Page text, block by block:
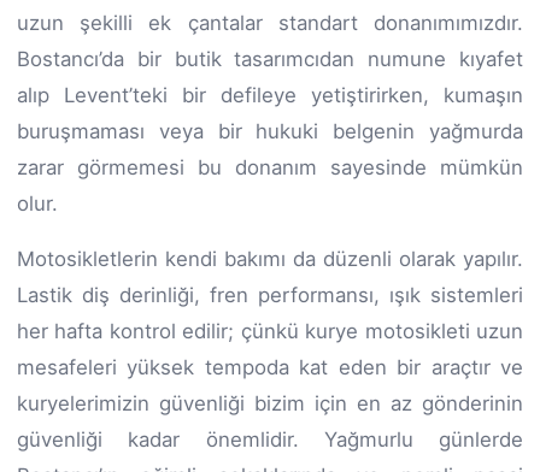
uzun şekilli ek çantalar standart donanımımızdır.
Bostancı’da bir butik tasarımcıdan numune kıyafet
alıp Levent’teki bir defileye yetiştirirken, kumaşın
buruşmaması veya bir hukuki belgenin yağmurda
zarar görmemesi bu donanım sayesinde mümkün
olur.
Motosikletlerin kendi bakımı da düzenli olarak yapılır.
Lastik diş derinliği, fren performansı, ışık sistemleri
her hafta kontrol edilir; çünkü kurye motosikleti uzun
mesafeleri yüksek tempoda kat eden bir araçtır ve
kuryelerimizin güvenliği bizim için en az gönderinin
güvenliği kadar önemlidir. Yağmurlu günlerde